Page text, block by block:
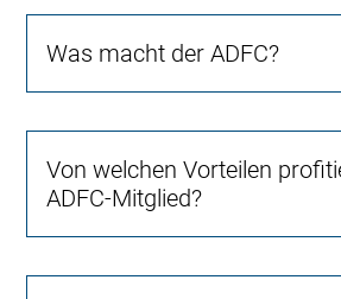
Was macht der ADFC?
Von welchen Vorteilen
ADFC-Mitglied?